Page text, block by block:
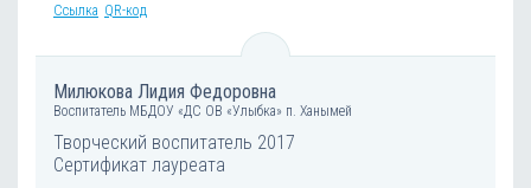
Ссылка QR-код
Милюкова Лидия Федоровна
Воспитатель МБДОУ «ДС ОВ «Улыбка» п. Ханымей
Творческий воспитатель 2017
Сертификат лауреата